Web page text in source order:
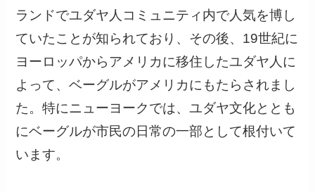
ランドでユダヤ人コミュニティ内で人気を博し
ていたことが知られており、その後、19世紀に
ヨーロッパからアメリカに移住したユダヤ人に
よって、ベーグルがアメリカにもたらされまし
た。特にニューヨークでは、ユダヤ文化ととも
にベーグルが市民の日常の一部として根付いて
います。